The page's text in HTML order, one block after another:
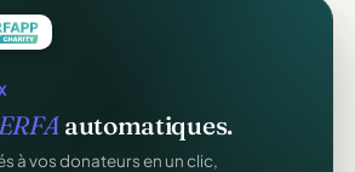
automatiques.
à vos donateurs en un clic,